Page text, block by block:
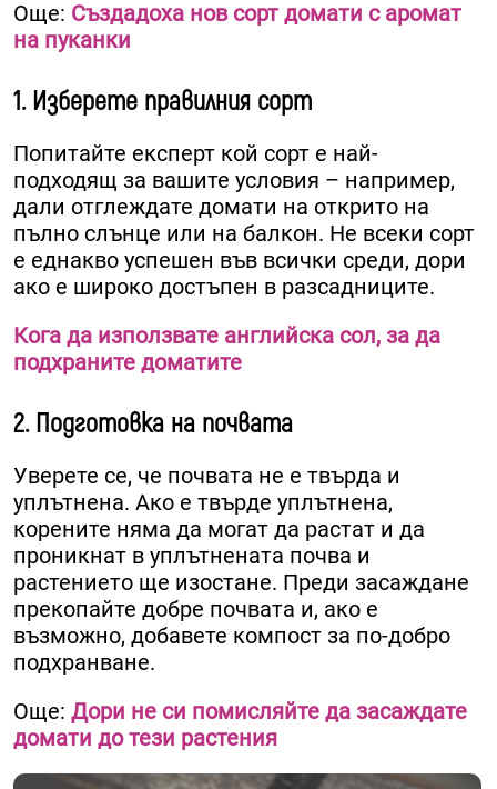
Още: Създадоха нов сорт домати с аромат
на пуканки
1. Изберете правилния сорт
Попитайте експерт кой сорт е най-
подходящ за вашите условия – например,
дали отглеждате домати на открито на
пълно слънце или на балкон. Не всеки сорт
е еднакво успешен във всички среди, дори
ако е широко достъпен в разсадниците.
Кога да използвате английска сол, за да
подхраните доматите
2. Подготовка на почвата
Уверете се, че почвата не е твърда и
уплътнена. Ако е твърде уплътнена,
корените няма да могат да растат и да
проникнат в уплътнената почва и
растението ще изостане. Преди засаждане
прекопайте добре почвата и, ако е
възможно, добавете компост за по-добро
подхранване.
Още: Дори не си помисляйте да засаждате
домати до тези растения